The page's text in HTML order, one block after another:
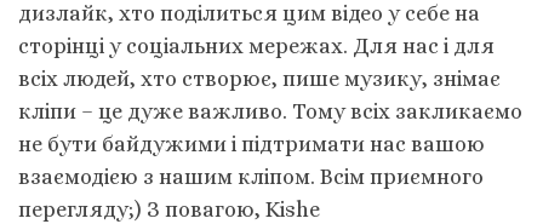
дизлайк, хто поділиться цим відео у себе на
сторінці у соціальних мережах. Для нас і для
всіх людей, хто створює, пише музику, знімає
кліпи – це дуже важливо. Тому всіх закликаємо
не бути байдужими і підтримати нас вашою
взаємодією з нашим кліпом. Всім приємного
перегляду;) З повагою, Kishe